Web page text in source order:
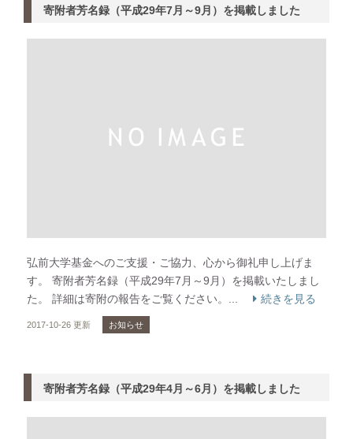
寄附者芳名録（平成29年7月～9月）を掲載しました
弘前大学基金へのご支援・ご協力、心から御礼申し上げま
す。 寄附者芳名録（平成29年7月～9月）を掲載いたしまし
た。 詳細は寄附の報告をご覧ください。...
続きを見る
2017-10-26 更新 お知らせ
寄附者芳名録（平成29年4月～6月）を掲載しました